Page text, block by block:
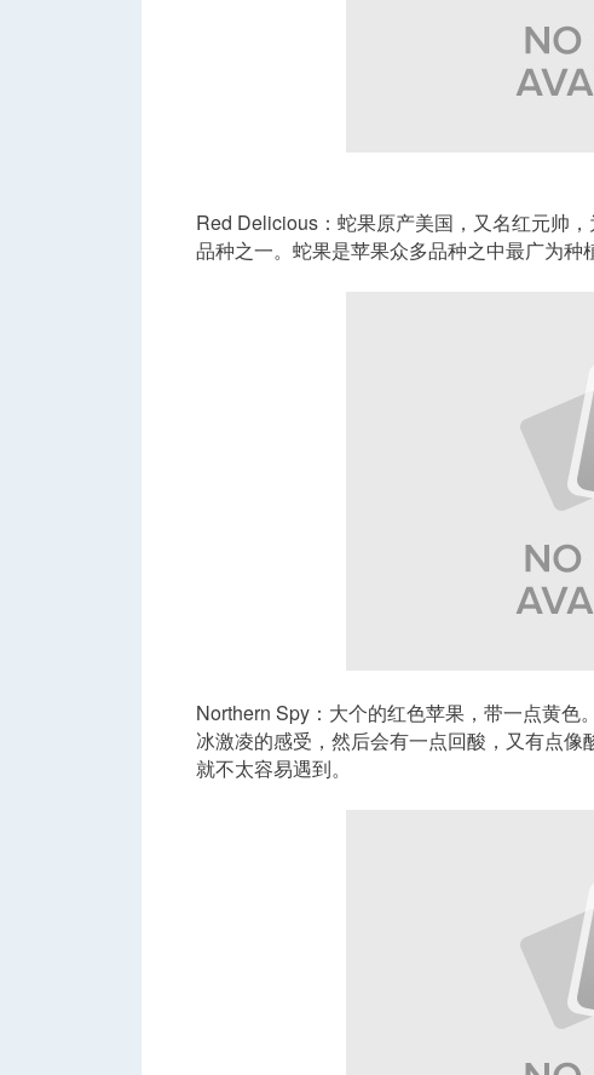
Red Delicious：蛇果原产美国，又名红元帅
品种之一。蛇果是苹果众多品种之中最广为种
Northern Spy：大个的红色苹果，带一点黄
冰激凌的感受，然后会有一点回酸，又有点
就不太容易遇到。